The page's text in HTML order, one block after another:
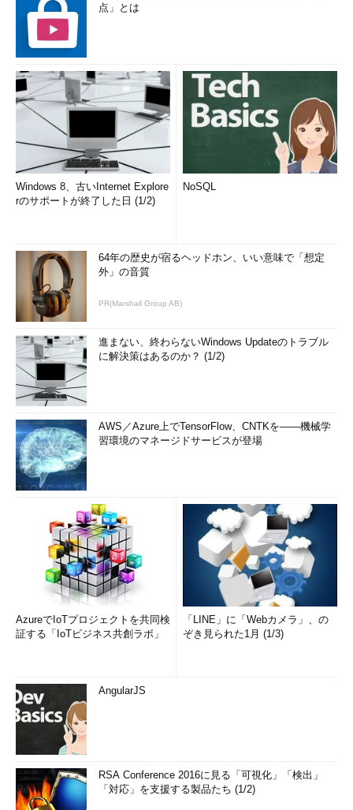
点」とは
Windows 8、古いInternet Explore
rのサポートが終了した日 (1/2)
NoSQL
64年の歴史が宿るヘッドホン、いい意味で「想定
外」の音質
PR(Marshall Group AB)
進まない、終わらないWindows Updateのトラブル
に解決策はあるのか？ (1/2)
AWS／Azure上でTensorFlow、CNTKを――機械学
習環境のマネージドサービスが登場
AzureでIoTプロジェクトを共同検
証する「IoTビジネス共創ラボ」
「LINE」に「Webカメラ」、の
ぞき見られた1月 (1/3)
AngularJS
RSA Conference 2016に見る「可視化」「検出」
「対応」を支援する製品たち (1/2)